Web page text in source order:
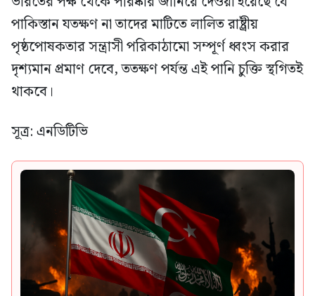
পাকিস্তান যতক্ষণ না তাদের মাটিতে লালিত রাষ্ট্রীয়
পৃষ্ঠপোষকতার সন্ত্রাসী পরিকাঠামো সম্পূর্ণ ধ্বংস করার
দৃশ্যমান প্রমাণ দেবে, ততক্ষণ পর্যন্ত এই পানি চুক্তি স্থগিতই
থাকবে।
সূত্র: এনডিটিভি